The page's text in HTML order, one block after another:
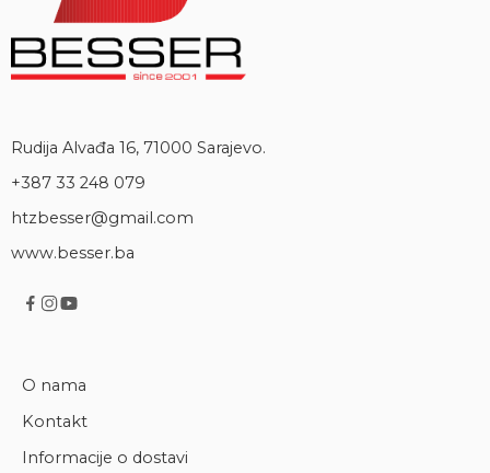
Rudija Alvađa 16, 71000 Sarajevo.
+387 33 248 079
htzbesser@gmail.com
www.besser.ba
O nama
Kontakt
Informacije o dostavi